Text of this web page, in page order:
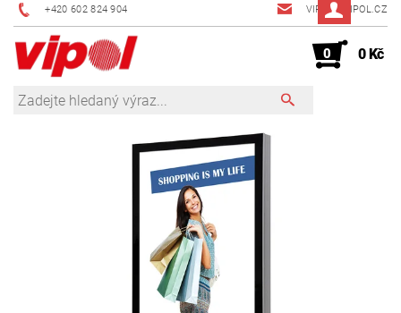
+420 602 824 904 VIPOL@VIPOL.CZ
0 0 Kč